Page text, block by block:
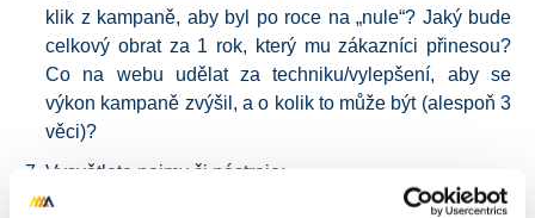
klik z kampaně, aby byl po roce na „nule“? Jaký bude
celkový obrat za 1 rok, který mu zákazníci přinesou?
Co na webu udělat za techniku/vylepšení, aby se
výkon kampaně zvýšil, a o kolik to může být (alespoň 3
věci)?
Vysvětlete pojmy či nástroje: